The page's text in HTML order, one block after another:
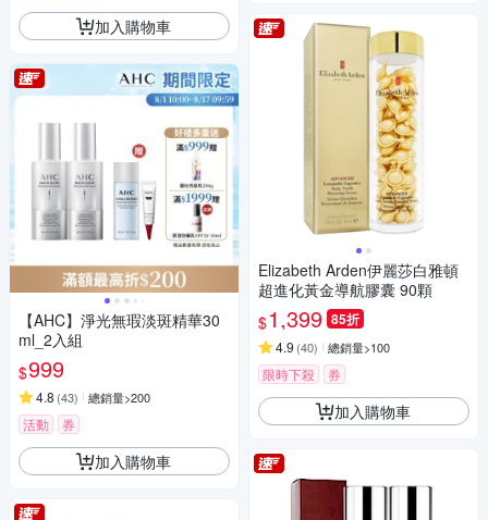
加入購物車
【AHC】淨光無瑕淡斑精華30
ml_2入組
$999
4.8 (43) 總銷量>200
活動 券
加入購物車
Elizabeth Arden伊麗莎白雅頓
超進化黃金導航膠囊 90顆
$1,399 85折
4.9 (40) 總銷量>100
限時下殺 券
加入購物車